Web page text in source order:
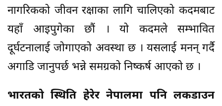
नागरिकको जीवन रक्षाका लागि चालिएको कदमबाट
यहाँ आइपुगेका छौं । यो कदमले सम्भावित
दूर्घटनालाई जोगाएको अवस्था छ । यसलाई मनन् गर्दै
अगाडि जानुपर्छ भन्ने समग्रको निष्कर्ष आएको छ ।
भारतको स्थिति हेरेर नेपालमा पनि लकडाउन